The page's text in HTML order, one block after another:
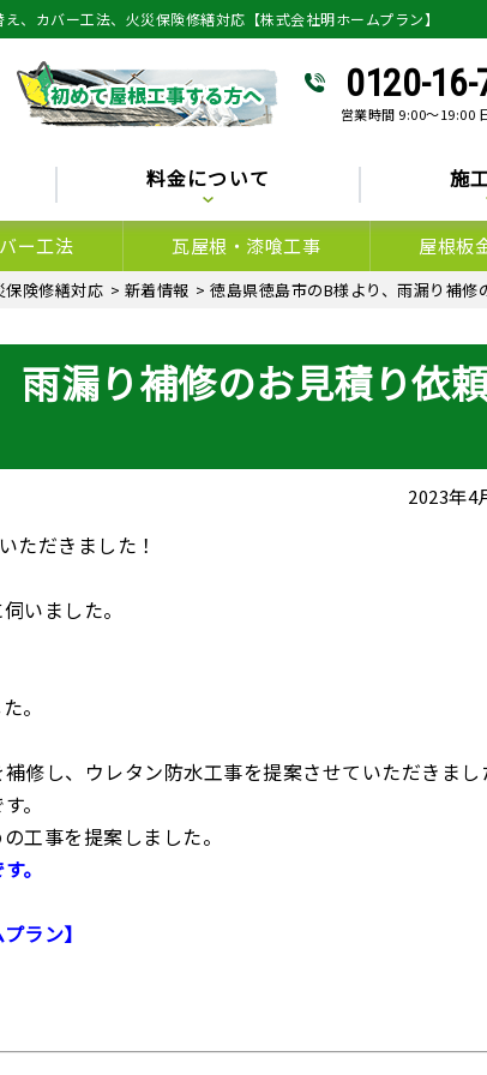
、カバー工法、火災保険修繕対応【株式会社明ホームプラン】
0120-
営業時間 9:00～19:00
料金について 施
ー工法 瓦屋根・漆喰工事 屋根板
保険修繕対応 > 新着情報 > 徳島県徳島市のB様より、雨漏り補
雨漏り補修のお見積り依
2023年4
ただきました！
いました。
。
修し、ウレタン防水工事を提案させていただきまし
。
工事を提案しました。
。
ラン】